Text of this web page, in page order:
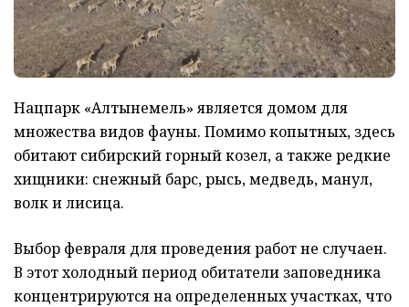
Нацпарк «Алтынемель» является домом для
множества видов фауны. Помимо копытных, здесь
обитают сибирский горный козел, а также редкие
хищники: снежный барс, рысь, медведь, манул,
волк и лисица.
Выбор февраля для проведения работ не случаен.
В этот холодный период обитатели заповедника
концентрируются на определенных участках, что